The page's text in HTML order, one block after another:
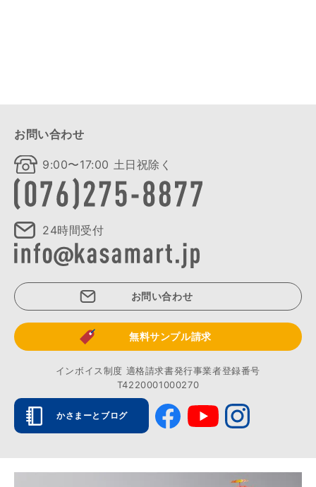
お問い合わせ
9:00〜17:00 土日祝除く
24時間受付
お問い合わせ
無料サンプル請求
インボイス制度 適格請求書発行事業者登録番号
T4220001000270
かさまーとブログ